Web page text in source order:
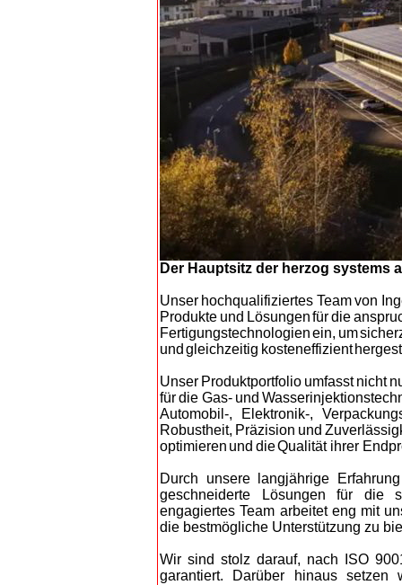
Der Hauptsitz der herzog systems
Unser hochqualifiziertes Team von
Produkte und Lösungen für die
Fertigungstechnologien ein, um
und gleichzeitig kosteneffizient
Unser Produktportfolio umfasst nicht
für die Gas- und
Automobil-, Elektronik-,
Robustheit, Präzision und
optimieren und die Qualität ihrer
Durch unsere langjährige
geschneiderte Lösungen für die
engagiertes Team arbeitet eng mit
die bestmögliche Unterstützung zu
Wir sind stolz darauf, nach ISO
garantiert. Darüber hinaus